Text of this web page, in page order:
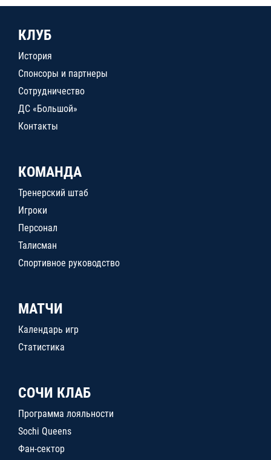
КЛУБ
История
Спонсоры и партнеры
Сотрудничество
ДС «Большой»
Контакты
КОМАНДА
Тренерский штаб
Игроки
Персонал
Талисман
Спортивное руководство
МАТЧИ
Календарь игр
Статистика
СОЧИ КЛАБ
Программа лояльности
Sochi Queens
Фан-сектор